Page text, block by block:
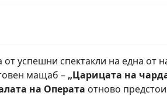
от успешни спектакли на една от
мащаб – „Царицата на
на Операта отново